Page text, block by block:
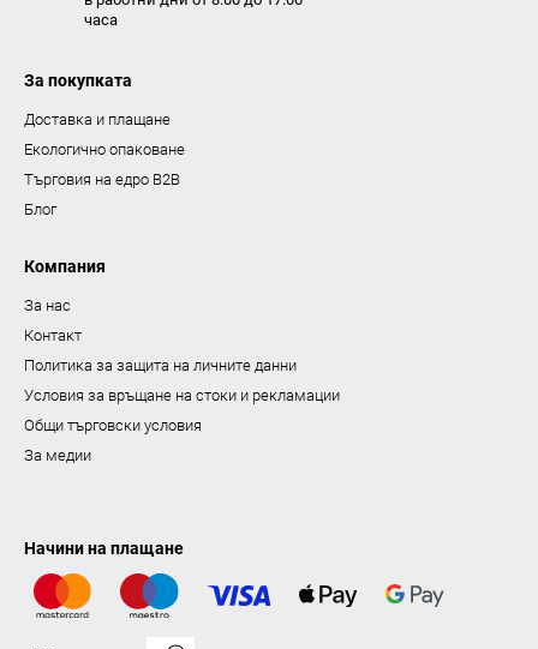
часа
За покупката
Доставка и плащане
Екологично опаковане
Търговия на едро B2B
Блог
Компания
За нас
Контакт
Политика за защита на личните данни
Условия за връщане на стоки и рекламации
Общи търговски условия
За медии
Начини на плащане